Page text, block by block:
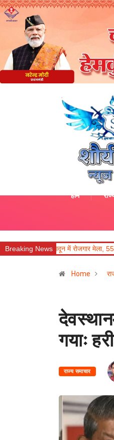
होम
Breaking News
में रोजगार मेला, 559 पदों पर होगा चयन
Home
गयाः
राज्य समाचार